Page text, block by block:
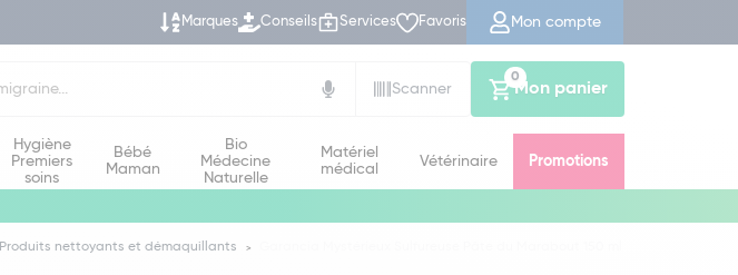
Marques Conseils Services Favoris Mon compte
Scanner
Mon panier
0
Hygiène
Premiers
soins
Bébé
Maman
Bio
Médecine
Naturelle
Matériel
médical
Vétérinaire Promotions
Produits nettoyants et démaquillants